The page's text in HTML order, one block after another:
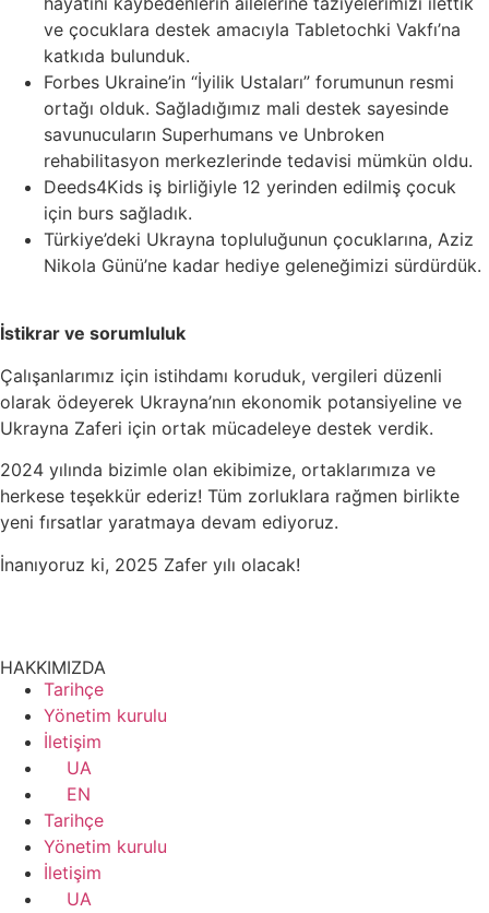
ve çocuklara destek amacıyla Tabletochki Vakfı’na
katkıda bulunduk.
Forbes Ukraine’in “İyilik Ustaları” forumunun resmi
ortağı olduk. Sağladığımız mali destek sayesinde
savunucuların Superhumans ve Unbroken
rehabilitasyon merkezlerinde tedavisi mümkün oldu.
Deeds4Kids iş birliğiyle 12 yerinden edilmiş çocuk
için burs sağladık.
Türkiye’deki Ukrayna topluluğunun çocuklarına, Aziz
Nikola Günü’ne kadar hediye geleneğimizi sürdürdük.
İstikrar ve sorumluluk
Çalışanlarımız için istihdamı koruduk, vergileri düzenli
olarak ödeyerek Ukrayna’nın ekonomik potansiyeline ve
Ukrayna Zaferi için ortak mücadeleye destek verdik.
2024 yılında bizimle olan ekibimize, ortaklarımıza ve
herkese teşekkür ederiz! Tüm zorluklara rağmen birlikte
yeni fırsatlar yaratmaya devam ediyoruz.
İnanıyoruz ki, 2025 Zafer yılı olacak!
HAKKIMIZDA
Tarihçe
Yönetim kurulu
İletişim
UA
EN
Tarihçe
Yönetim kurulu
İletişim
UA